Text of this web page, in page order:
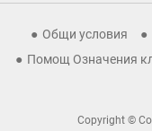
Общи условия
Помощ Означения
Copyright ©